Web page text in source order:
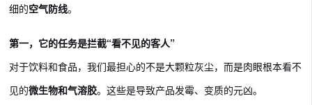
细的空气防线。
第一，它的任务是拦截“看不见的客人”
对于饮料和食品，我们最担心的不是大颗粒灰尘，而是肉眼根本看不
见的微生物和气溶胶。这些是导致产品发霉、变质的元凶。